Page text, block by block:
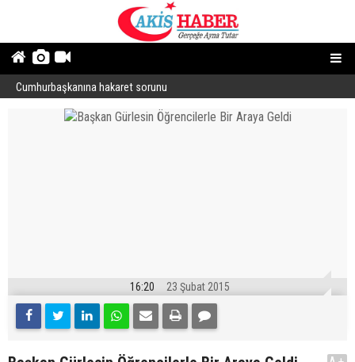
Cumhurbaşkanına hakaret sorunu
16:20 23 Şubat 2015